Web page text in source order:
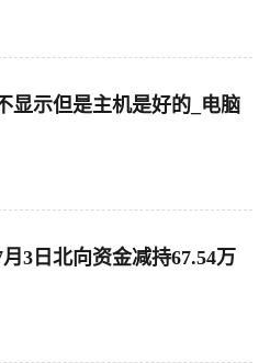
点
显示但是主机是好的_电脑
3日北向资金减持67.54万